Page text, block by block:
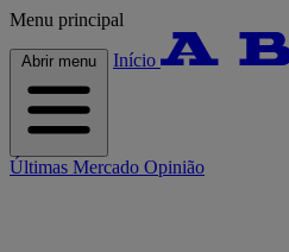
Menu principal
Abrir menu Início
Últimas Mercado Opinião